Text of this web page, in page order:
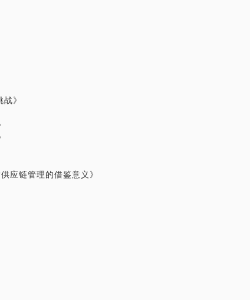
》
应链管理的借鉴意义》